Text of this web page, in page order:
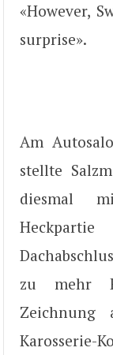
«However,
surprise».
Am
stellte
diesmal
zu mehr